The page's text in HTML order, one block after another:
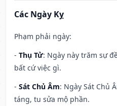
Các Ngày Kỵ
Phạm phải ngày:
- Thụ Tử: Ngày này trăm sự
bất cứ việc gì.
- Sát Chủ Âm: Ngày Sát Chủ
táng, tu sửa mộ phần.